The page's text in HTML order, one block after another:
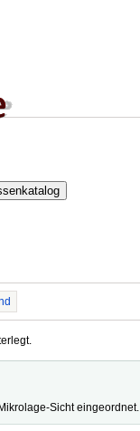
Sicht eingeordnet.